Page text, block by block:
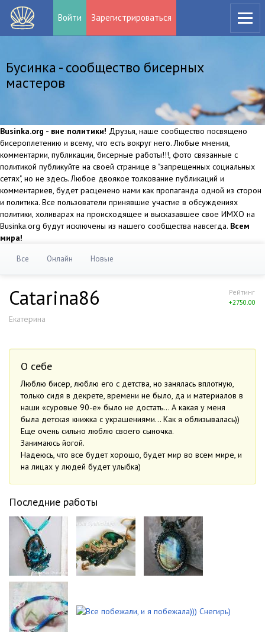
Войти Зарегистрироваться
Бусинка - сообщество бисерных
мастеров
Businka.org - вне политики! Друзья, наше сообщество посвящено
бисероплетению и всему, что есть вокруг него. Любые мнения,
комментарии, публикации, бисерные работы!!!, фото связанные с
политикой публикуйте на своей странице в "запрещенных социальных
сетях", но не здесь. Любое двоякое толкование публикаций и
комментариев, будет расценено нами как пропаганда одной из сторон
и политика. Все пользователи принявшие участие в обсуждениях
политики, холиварах на происходящее и высказавшее свое ИМХО на
Businka.org будут исключены из нашего сообщества навсегда. Всем
мира!
Все Онлайн Новые
Рейтинг
+2750.00
Catarina86
Екатерина
О себе
Люблю бисер, люблю его с детства, но занялась вплотную,
только сидя в декрете, времени не было, да и материалов в
наши «суровые 90-е» было не достать… А какая у меня
была детская книжка с украшениями… Как я облизывалась))
Еще очень сильно люблю своего сыночка.
Занимаюсь йогой.
Надеюсь, что все будет хорошо, будет мир во всем мире, и
на лицах у людей будет улыбка)
Последние работы